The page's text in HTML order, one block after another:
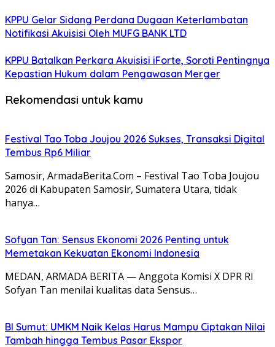
KPPU Gelar Sidang Perdana Dugaan Keterlambatan
Notifikasi Akuisisi Oleh MUFG BANK LTD
KPPU Batalkan Perkara Akuisisi iForte, Soroti Pentingnya
Kepastian Hukum dalam Pengawasan Merger
Rekomendasi untuk kamu
Festival Tao Toba Joujou 2026 Sukses, Transaksi Digital
Tembus Rp6 Miliar
Samosir, ArmadaBerita.Com – Festival Tao Toba Joujou
2026 di Kabupaten Samosir, Sumatera Utara, tidak
hanya…
Sofyan Tan: Sensus Ekonomi 2026 Penting untuk
Memetakan Kekuatan Ekonomi Indonesia
MEDAN, ARMADA BERITA — Anggota Komisi X DPR RI
Sofyan Tan menilai kualitas data Sensus…
BI Sumut: UMKM Naik Kelas Harus Mampu Ciptakan Nilai
Tambah hingga Tembus Pasar Ekspor